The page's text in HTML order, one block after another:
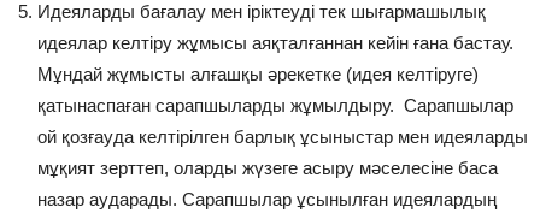
Идеяларды бағалау мен іріктеуді тек шығармашылық
идеялар келтіру жұмысы аяқталғаннан кейін ғана бастау.
Мұндай жұмысты алғашқы әрекетке (идея келтіруге)
қатынаспаған сарапшыларды жұмылдыру. Сарапшылар
ой қозғауда келтірілген барлық ұсыныстар мен идеяларды
мұқият зерттеп, оларды жүзеге асыру мәселесіне баса
назар аударады. Сарапшылар ұсынылған идеялардың